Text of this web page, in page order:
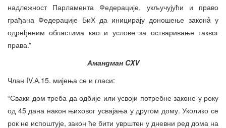
надлежност Парламента Федерације, укључујући и право
грађана Федерације БиХ да иницирају доношење законâ у
одређеним областима као и услове за остваривање таквог
права.”
Амандман CXV
Члан IV.А.15. мијења се и гласи:
“Сваки дом треба да одбије или усвоји потребне законе у року
од 45 дана након њиховог усвајања у другом дому. Уколико се
рок не испоштује, закон ће бити уврштен у дневни ред дома на